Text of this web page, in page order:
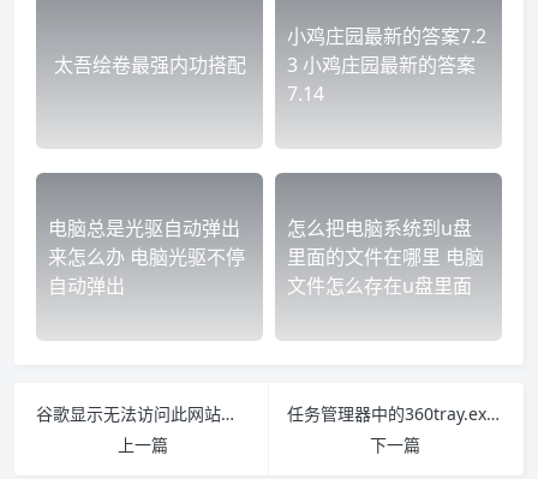
太吾绘卷最强内功搭配
小鸡庄园最新的答案7.2
3 小鸡庄园最新的答案
7.14
电脑总是光驱自动弹出
来怎么办 电脑光驱不停
自动弹出
怎么把电脑系统到u盘
里面的文件在哪里 电脑
文件怎么存在u盘里面
谷歌显示无法访问此网站是什么原因 谷歌老显示无法访问此网站是什么意思
上一篇
任务管理器中的360tray.exe是什么进程
下一篇